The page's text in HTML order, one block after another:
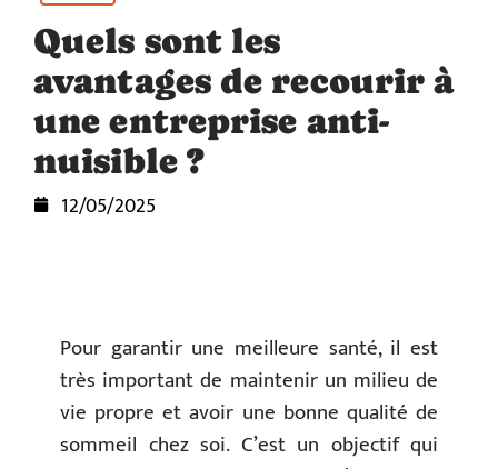
Quels sont les
avantages de recourir à
une entreprise anti-
nuisible ?
12/05/2025
Pour garantir une meilleure santé, il est
très important de maintenir un milieu de
vie propre et avoir une bonne qualité de
sommeil chez soi. C’est un objectif qui